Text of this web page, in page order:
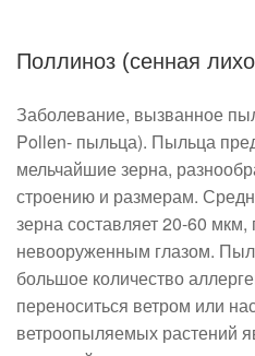
Поллиноз (сенная
Заболевание, вызванное
Pollen- пыльца). Пыльца
мельчайшие зерна,
строению и размерам.
зерна составляет 20-60
невооруженным глазом.
большое количество
переноситься ветром или
ветроопыляемых растений